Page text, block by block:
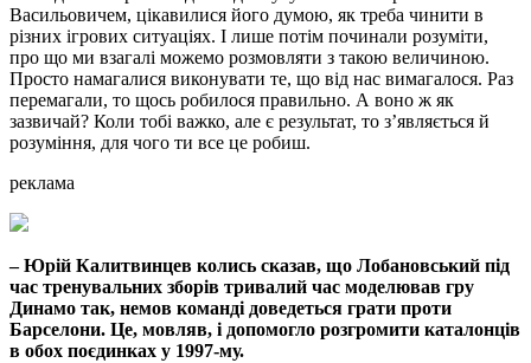
Васильовичем, цікавилися його думою, як треба чинити в
різних ігрових ситуаціях. І лише потім починали розуміти,
про що ми взагалі можемо розмовляти з такою величиною.
Просто намагалися виконувати те, що від нас вимагалося. Раз
перемагали, то щось робилося правильно. А воно ж як
зазвичай? Коли тобі важко, але є результат, то з’являється й
розуміння, для чого ти все це робиш.
реклама
– Юрій Калитвинцев колись сказав, що Лобановський під
час тренувальних зборів тривалий час моделював гру
Динамо так, немов команді доведеться грати проти
Барселони. Це, мовляв, і допомогло розгромити каталонців
в обох поєдинках у 1997-му.